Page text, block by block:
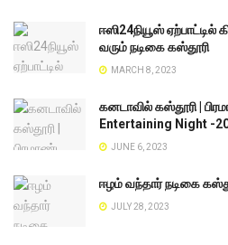
ஈஸி24நியூஸ்
வரும் நடிகை கஸ்தூரி
MARCH 8, 2023
கனடாவில் கஸ்தூரி |
Entertaining Night -
JUNE 6, 2023
ஈழம் வந்தார் நடிகை
JULY 28, 2023